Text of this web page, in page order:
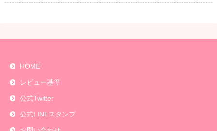
HOME
レビュー基準
公式Twitter
公式LINEスタンプ